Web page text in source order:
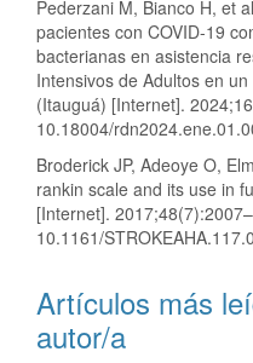
Pederzani M, Bianco H, et
pacientes con COVID-19
bacterianas en asistencia
Intensivos de Adultos en
(Itauguá) [Internet].
10.18004/
Broderick JP, Adeoye O,
rankin scale and its use in
[Internet].
10.1161/
Artículos más
autor/a